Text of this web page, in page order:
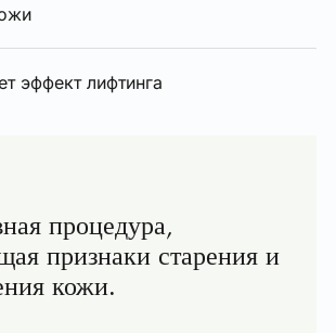
эффект лифтинга
процедура,
признаки старения и
кожи.